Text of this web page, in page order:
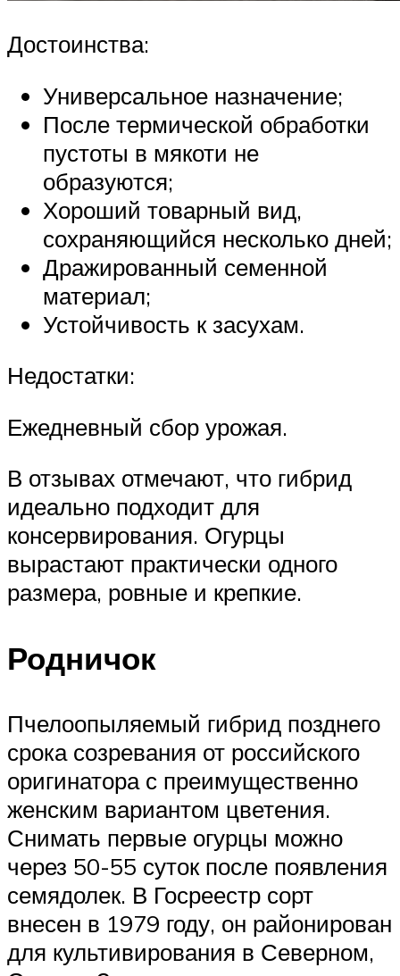
Достоинства:
Универсальное назначение;
После термической обработки
пустоты в мякоти не
образуются;
Хороший товарный вид,
сохраняющийся несколько дней;
Дражированный семенной
материал;
Устойчивость к засухам.
Недостатки:
Ежедневный сбор урожая.
В отзывах отмечают, что гибрид
идеально подходит для
консервирования. Огурцы
вырастают практически одного
размера, ровные и крепкие.
Родничок
Пчелоопыляемый гибрид позднего
срока созревания от российского
оригинатора с преимущественно
женским вариантом цветения.
Снимать первые огурцы можно
через 50-55 суток после появления
семядолек. В Госреестр сорт
внесен в 1979 году, он районирован
для культивирования в Северном,